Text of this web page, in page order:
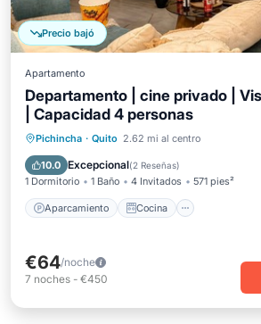
Precio bajó
Apartamento
Departamento | cine privado |
| Capacidad 4 personas
Pichincha · Quito 2.62 mi al centro
10.0 Excepcional(2 Reseñas)
1 Dormitorio 1 Baño 4 Invitados 571 pies²
Aparcamiento Cocina
Aparcamiento Cocina
Se admiten mascotas
€64/noche
7 noches - €450